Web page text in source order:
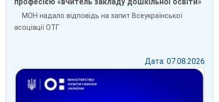
МОН надало відповідь на запит Всеукраїнської
асоціації ОТГ
Дата: 07.08.2026